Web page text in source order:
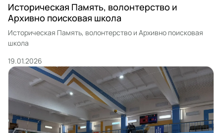
Историческая Память, волонтерство и
Архивно поисковая школа
Историческая Память, волонтерство и Архивно поисковая
школа
19.01.2026